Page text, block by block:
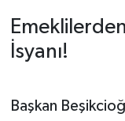
İsyanı!
Başkan